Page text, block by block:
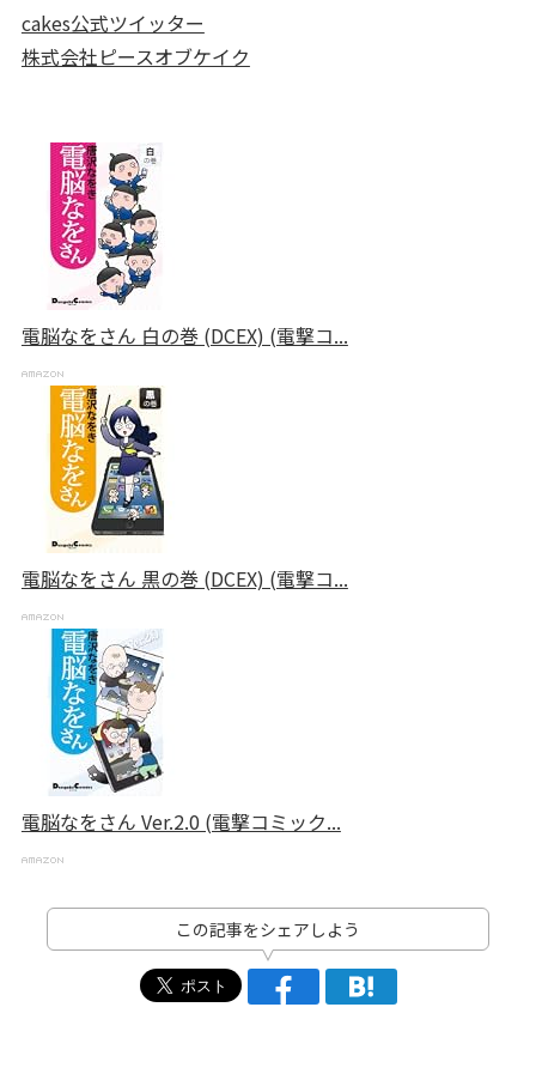
cakes公式ツイッター
株式会社ピースオブケイク
電脳なをさん 白の巻 (DCEX) (電撃コ...
電脳なをさん 黒の巻 (DCEX) (電撃コ...
電脳なをさん Ver.2.0 (電撃コミック...
この記事をシェアしよう